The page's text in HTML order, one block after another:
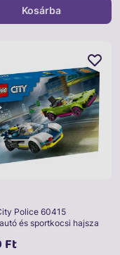
Kosárba
Police 60415
és sportkocsi hajsza
Ft